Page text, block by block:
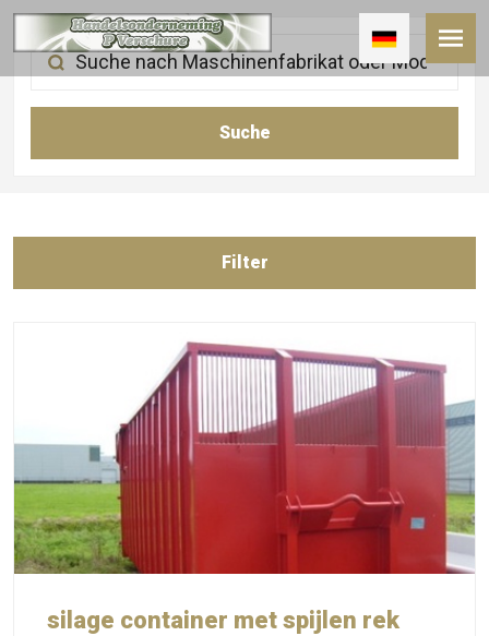
Filter
silage container met spijlen rek